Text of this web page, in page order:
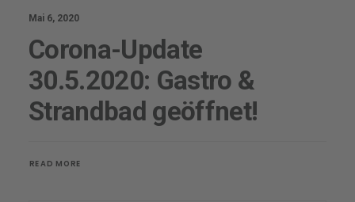
Mai 6, 2020
Corona-Update
30.5.2020: Gastro &
Strandbad geöffnet!
READ MORE